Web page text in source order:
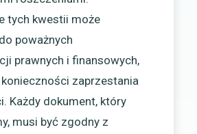
tych kwestii może
poważnych
prawnych i finansowych,
zaprzestania
Każdy dokument, który
musi być zgodny z